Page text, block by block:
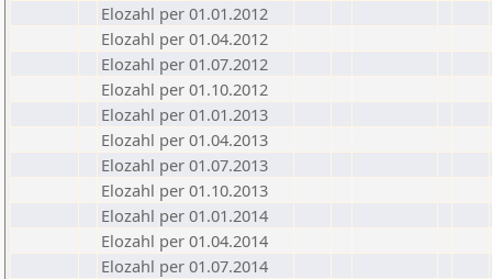
Elozahl per 01.01.2012
Elozahl per 01.04.2012
Elozahl per 01.07.2012
Elozahl per 01.10.2012
Elozahl per 01.01.2013
Elozahl per 01.04.2013
Elozahl per 01.07.2013
Elozahl per 01.10.2013
Elozahl per 01.01.2014
Elozahl per 01.04.2014
Elozahl per 01.07.2014